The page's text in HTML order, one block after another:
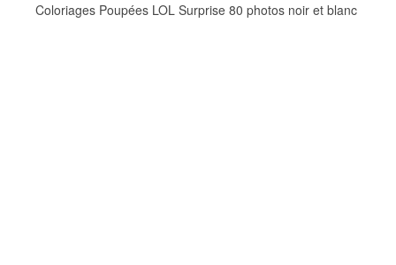
Coloriages Poupées LOL Surprise 80 photos noir et blanc